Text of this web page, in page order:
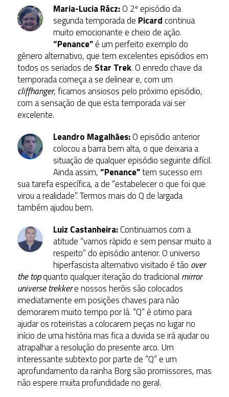
Maria-Lucia Rácz:O 2º episódio da
segunda temporada de Picardcontinua
muito emocionante e cheio de ação.
“Penance”é um perfeito exemplo do
gênero alternativo, que tem excelentes episódios em
todos os seriados de Star Trek. O enredo chave da
temporada começa a se delinear e, com um
cliffhanger, ficamos ansiosos pelo próximo episódio,
com a sensação de que esta temporada vai ser
excelente.
Leandro Magalhães:O episódio anterior
colocou a barra bem alta, o que deixaria a
situação de qualquer episódio seguinte difícil.
Ainda assim,“Penance”tem sucesso em
sua tarefa específica, a de “estabelecer o que foi que
virou a realidade”. Termos mais do Q de largada
também ajudou bem.
Luiz Castanheira:Continuamos com a
atitude “vamos rápido e sem pensar muito a
respeito” do episódio anterior. O universo
hiperfascista alternativo visitado é tão over
the topquanto qualquer iteração do tradicional mirror
universe trekkere nossos heróis são colocados
imediatamente em posições chaves para não
demorarem muito tempo por lá. “Q” é otimo para
ajudar os roteiristas a colocarem peças no lugar no
início de uma história mas fica a duvida se irá ajudar ou
atrapalhar a resolução do presente arco. Um
interessante subtexto por parte de “Q” e um
aprofundamento da rainha Borg são promissores, mas
não espere muita profundidade no geral.